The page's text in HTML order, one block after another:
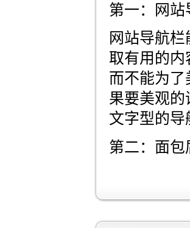
第一：网站
网站导航
取有用的
而不能为
果要美观
文字型的
第二：面包